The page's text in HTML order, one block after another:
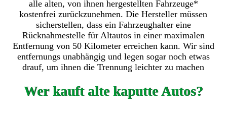
alle alten, von ihnen hergestellten Fahrzeuge*
kostenfrei zurückzunehmen. Die Hersteller müssen
sicherstellen, dass ein Fahrzeughalter eine
Rücknahmestelle für Altautos in einer maximalen
Entfernung von 50 Kilometer erreichen kann. Wir sind
entfernungs unabhängig und legen sogar noch etwas
drauf, um ihnen die Trennung leichter zu machen
Wer kauft alte kaputte Autos?